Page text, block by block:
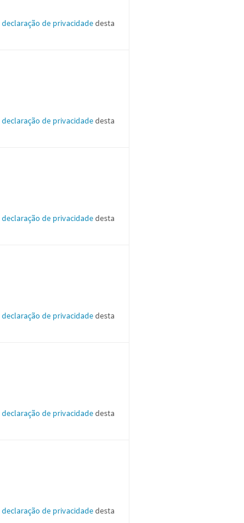
declaração de privacidadedesta
declaração de privacidadedesta
declaração de privacidadedesta
declaração de privacidadedesta
declaração de privacidadedesta
declaração de privacidadedesta